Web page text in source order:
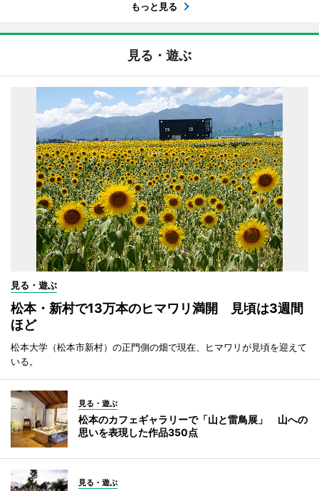
もっと見る
見る・遊ぶ
見る・遊ぶ
松本・新村で13万本のヒマワリ満開 見頃は3週間
ほど
松本大学（松本市新村）の正門側の畑で現在、ヒマワリが見頃を迎えて
いる。
見る・遊ぶ
松本のカフェギャラリーで「山と雷鳥展」 山への
思いを表現した作品350点
見る・遊ぶ